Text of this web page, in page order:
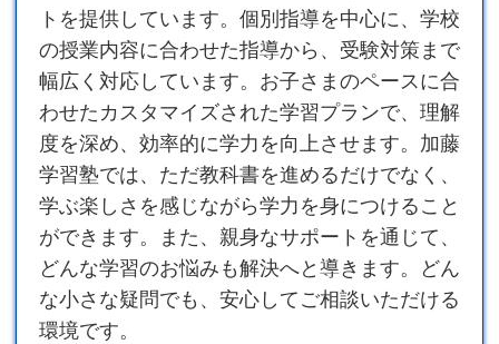
トを提供しています。個別指導を中心に、学校
の授業内容に合わせた指導から、受験対策まで
幅広く対応しています。お子さまのペースに合
わせたカスタマイズされた学習プランで、理解
度を深め、効率的に学力を向上させます。加藤
学習塾では、ただ教科書を進めるだけでなく、
学ぶ楽しさを感じながら学力を身につけること
ができます。また、親身なサポートを通じて、
どんな学習のお悩みも解決へと導きます。どん
な小さな疑問でも、安心してご相談いただける
環境です。